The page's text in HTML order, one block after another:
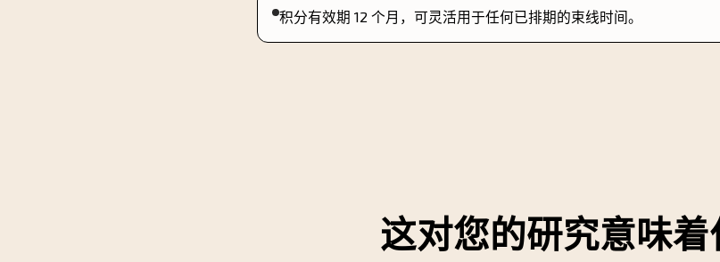
积分有效期 12 个月，可灵活用于任何已排期的束线时间。
这对您的研究意味着